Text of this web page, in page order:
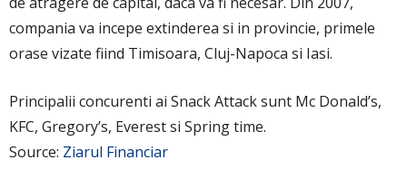
compania va incepe extinderea si in provincie, primele
orase vizate fiind Timisoara, Cluj-Napoca si Iasi.
Principalii concurenti ai Snack Attack sunt Mc Donald’s,
KFC, Gregory’s, Everest si Spring time.
Source: Ziarul Financiar